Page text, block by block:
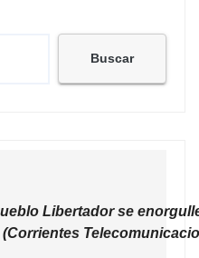
Buscar
Libertador se